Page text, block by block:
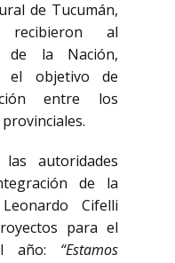
de Tucumán,
al
de la Nación,
el objetivo de
entre los
autoridades
de la
Cifelli
para el
año: “Estamos